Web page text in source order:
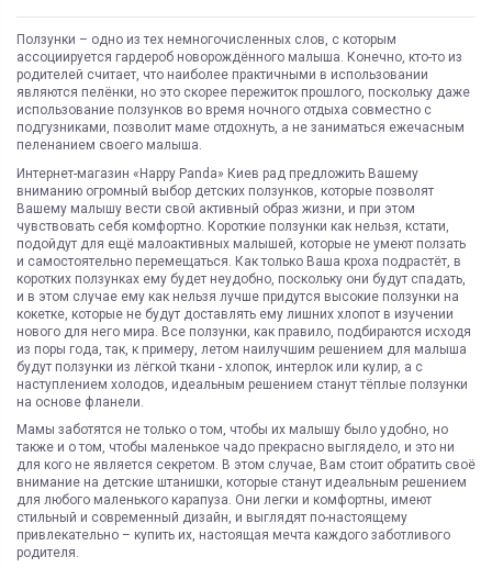
Ползунки – одно из тех немногочисленных слов, с которым
ассоциируется гардероб новорождённого малыша. Конечно, кто-то из
родителей считает, что наиболее практичными в использовании
являются пелёнки, но это скорее пережиток прошлого, поскольку даже
использование ползунков во время ночного отдыха совместно с
подгузниками, позволит маме отдохнуть, а не заниматься ежечасным
пеленанием своего малыша.
Интернет-магазин «Happy Panda» Киев рад предложить Вашему
вниманию огромный выбор детских ползунков, которые позволят
Вашему малышу вести свой активный образ жизни, и при этом
чувствовать себя комфортно. Короткие ползунки как нельзя, кстати,
подойдут для ещё малоактивных малышей, которые не умеют ползать
и самостоятельно перемещаться. Как только Ваша кроха подрастёт, в
коротких ползунках ему будет неудобно, поскольку они будут спадать,
и в этом случае ему как нельзя лучше придутся высокие ползунки на
кокетке, которые не будут доставлять ему лишних хлопот в изучении
нового для него мира. Все ползунки, как правило, подбираются исходя
из поры года, так, к примеру, летом наилучшим решением для малыша
будут ползунки из лёгкой ткани - хлопок, интерлок или кулир, а с
наступлением холодов, идеальным решением станут тёплые ползунки
на основе фланели.
Мамы заботятся не только о том, чтобы их малышу было удобно, но
также и о том, чтобы маленькое чадо прекрасно выглядело, и это ни
для кого не является секретом. В этом случае, Вам стоит обратить своё
внимание на детские штанишки, которые станут идеальным решением
для любого маленького карапуза. Они легки и комфортны, имеют
стильный и современный дизайн, и выглядят по-настоящему
привлекательно – купить их, настоящая мечта каждого заботливого
родителя.